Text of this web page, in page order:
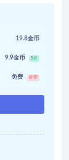
19.8金币
9.9金币 5折
免费 推荐